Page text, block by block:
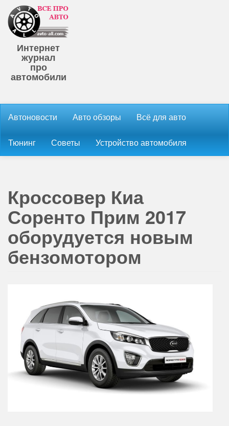
Интернет
журнал
про
автомобили
Автоновости Авто обзоры Всё для авто
Тюнинг Советы Устройство автомобиля
Кроссовер Киа
Соренто Прим 2017
оборудуется новым
бензомотором